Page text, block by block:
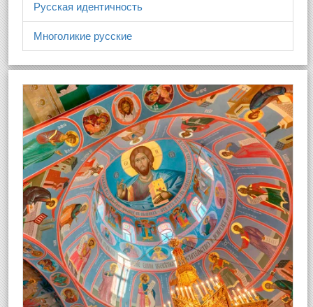
Русская идентичность
Многоликие русские